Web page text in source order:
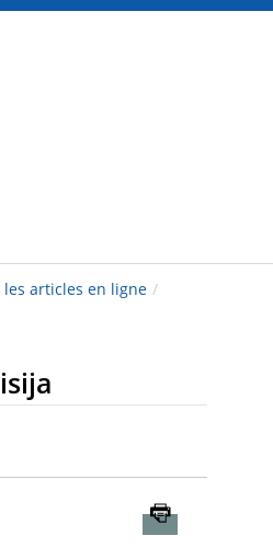
les articles en ligne /